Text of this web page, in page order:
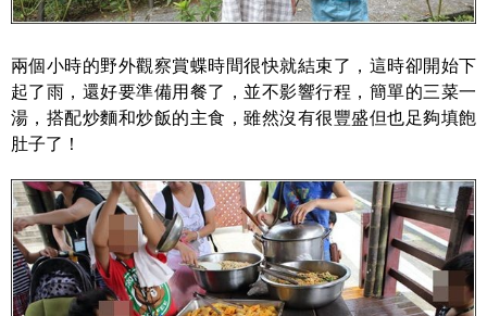
兩個小時的野外觀察賞蝶時間很快就結束了，這時卻開始下
起了雨，還好要準備用餐了，並不影響行程，簡單的三菜一
湯，搭配炒麵和炒飯的主食，雖然沒有很豐盛但也足夠填飽
肚子了！